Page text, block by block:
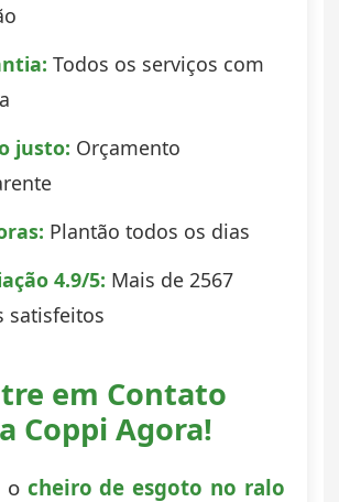
Todos os serviços com
justo: Orçamento
Plantão todos os dias
4.9/5: Mais de 2567
satisfeitos
em Contato
Coppi Agora!
o cheiro de esgoto no ralo